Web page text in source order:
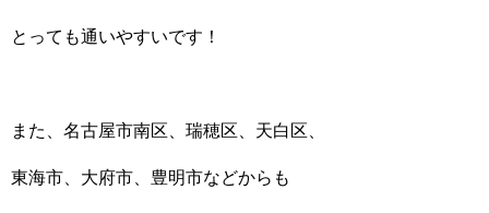
とっても通いやすいです！
また、名古屋市南区、瑞穂区、天白区、
東海市、大府市、豊明市などからも